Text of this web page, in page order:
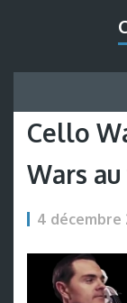
Cello
Wars
4 décembre